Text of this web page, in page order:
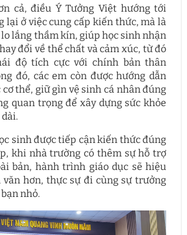
cả, điều Ý Tưởng Việt hướng tới
lại ở việc cung cấp kiến thức, mà là
lắng thầm kín, giúp học sinh nhận
đổi về thể chất và cảm xúc, từ đó
độ tích cực với chính bản thân
đó, các em còn được hướng dẫn
cơ thể, giữ gìn vệ sinh cá nhân đúng
quan trọng để xây dựng sức khỏe
sinh được tiếp cận kiến thức đúng
khi nhà trường có thêm sự hỗ trợ
bản, hành trình giáo dục sẽ hiệu
văn hơn, thực sự đi cùng sự trưởng
nhỏ.